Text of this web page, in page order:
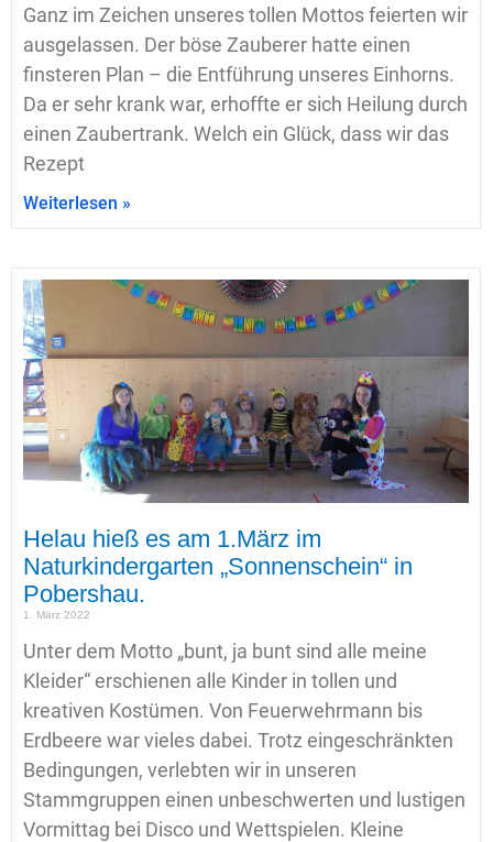
Ganz im Zeichen unseres tollen Mottos feierten wir
ausgelassen. Der böse Zauberer hatte einen
finsteren Plan – die Entführung unseres Einhorns.
Da er sehr krank war, erhoffte er sich Heilung durch
einen Zaubertrank. Welch ein Glück, dass wir das
Rezept
Weiterlesen »
Helau hieß es am 1.März im
Naturkindergarten „Sonnenschein“ in
Pobershau.
1. März 2022
Unter dem Motto „bunt, ja bunt sind alle meine
Kleider“ erschienen alle Kinder in tollen und
kreativen Kostümen. Von Feuerwehrmann bis
Erdbeere war vieles dabei. Trotz eingeschränkten
Bedingungen, verlebten wir in unseren
Stammgruppen einen unbeschwerten und lustigen
Vormittag bei Disco und Wettspielen. Kleine